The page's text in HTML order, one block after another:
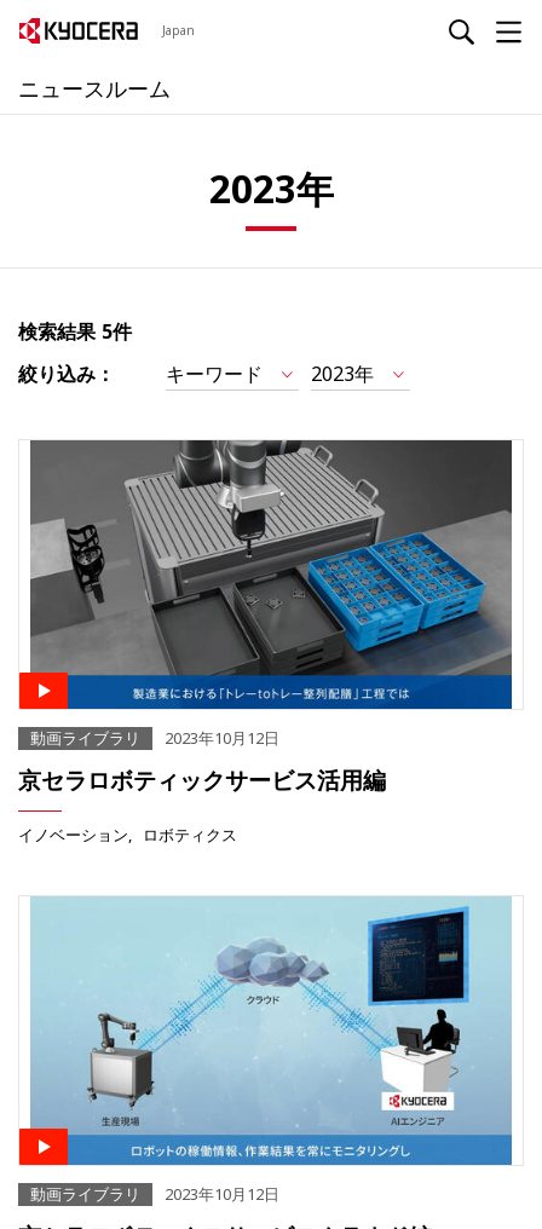
Japan
ニュースルーム
2023年
検索結果 5件
絞り込み：
キーワード 2023年
動画ライブラリ 2023年10月12日
京セラロボティックサービス活用編
イノベーション ロボティクス
動画ライブラリ 2023年10月12日